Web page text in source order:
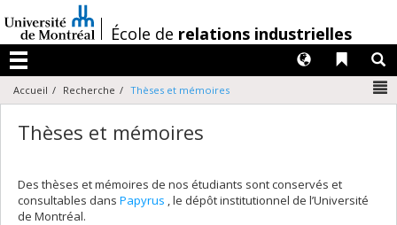
au
contenu
/École de relations industrielles
Menu
Liens
Langues
Accueil Recherche Thèses et mémoires
Thèses et mémoires
Des thèses et mémoires de nos étudiants sont conservés et
consultables dans Papyrus , le dépôt institutionnel de l’Université
de Montréal.